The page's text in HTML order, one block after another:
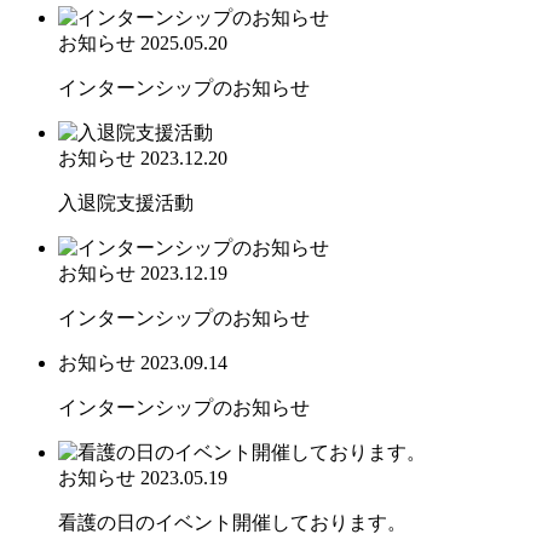
お知らせ 2025.05.20
インターンシップのお知らせ
お知らせ 2023.12.20
入退院支援活動
お知らせ 2023.12.19
インターンシップのお知らせ
お知らせ 2023.09.14
インターンシップのお知らせ
お知らせ 2023.05.19
看護の日のイベント開催しております。